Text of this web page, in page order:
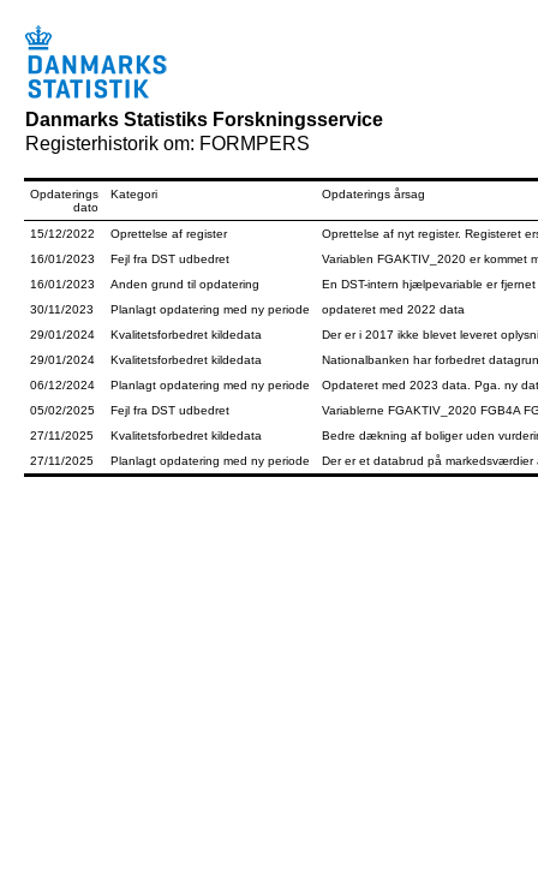
Danmarks Statistiks Forskningsservice
Registerhistorik om: FORMPERS
Opdaterings
dato
Kategori Opdaterings årsag
15/12/2022 Oprettelse af register
Oprettelse af nyt register. Registeret
16/01/2023
Fejl fra DST udbedret
Variablen FGAKTIV_2020 er kommet
16/01/2023
Anden grund til opdatering
En DST-intern hjælpevariable er
30/11/2023
Planlagt opdatering med ny periode
opdateret med 2022 data
29/01/2024
Kvalitetsforbedret kildedata
Der er i 2017 ikke blevet leveret
29/01/2024
Kvalitetsforbedret kildedata
Nationalbanken har forbedret
06/12/2024
Planlagt opdatering med ny periode
Opdateret med 2023 data. Pga. ny
05/02/2025
Fejl fra DST udbedret
Variablerne FGAKTIV_2020 FGB4A
27/11/2025
Kvalitetsforbedret kildedata
Bedre dækning af boliger uden
27/11/2025
Planlagt opdatering med ny periode Der er et databrud på